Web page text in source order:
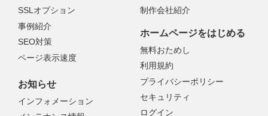
SSLオプション
事例紹介
SEO対策
ページ表示速度
制作会社紹介
お知らせ
インフォメーション
ホームページをはじめる
無料おためし
利用規約
プライバシーポリシー
セキュリティ
ログイン